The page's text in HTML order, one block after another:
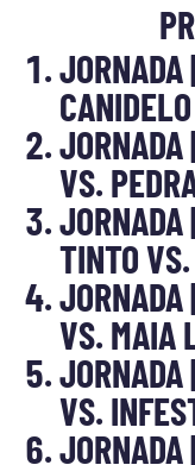
VS.
TINTO
VS. MAIA
VS.